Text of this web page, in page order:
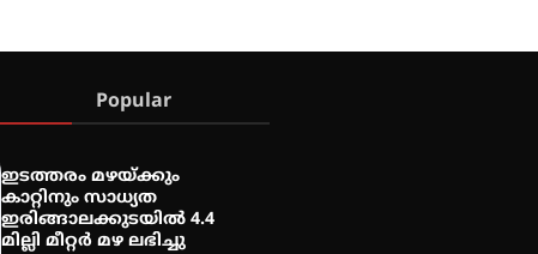
Popular
ഇടത്തരം മഴയ്ക്കും
കാറ്റിനും സാധ്യത
ഇരിങ്ങാലക്കുടയിൽ 4.4
മില്ലി മീറ്റർ മഴ ലഭിച്ചു